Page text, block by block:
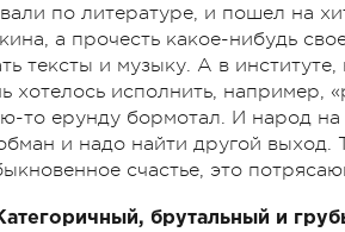
по литературе, и пошел на
а прочесть какое-нибудь
тексты и музыку. А в
хотелось исполнить, например,
то ерунду бормотал. И народ
и надо найти другой выход.
счастье, это
брутальный и